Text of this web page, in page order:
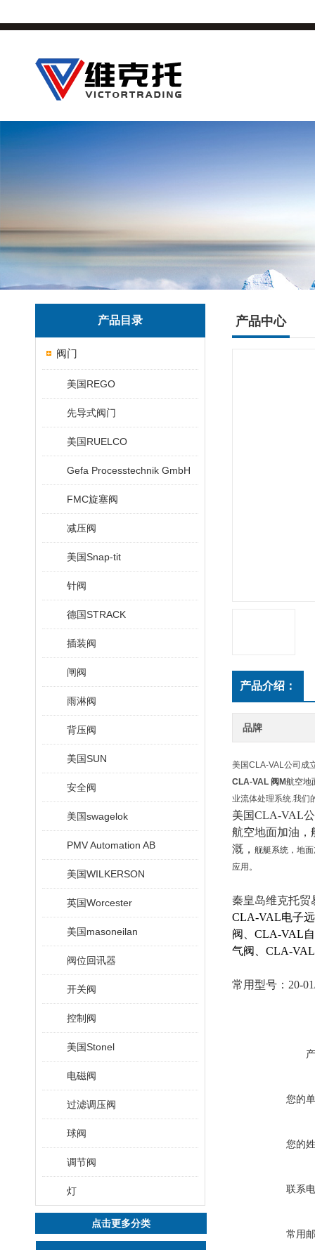
产品目录
阀门
美国REGO
先导式阀门
美国RUELCO
Gefa Processtechnik GmbH
FMC旋塞阀
减压阀
美国Snap-tit
针阀
德国STRACK
插装阀
闸阀
雨淋阀
背压阀
美国SUN
安全阀
美国swagelok
PMV Automation AB
美国WILKERSON
英国Worcester
美国masoneilan
阀位回讯器
开关阀
控制阀
美国Stonel
电磁阀
过滤调压阀
球阀
调节阀
灯
点击更多分类
产品中心
产品介绍：
品牌
美国CLA-VAL公司成
CLA-VAL 阀M航空地
业流体处理系统.我们
美国CLA-VAL
航空地面加油，
溉， 舰艇系统，地
应用。
秦皇岛维克托贸
CLA-VAL电子
阀、CLA-VAL
气阀、CLA-
常用型号： 20-
您的
您的
联系
常用